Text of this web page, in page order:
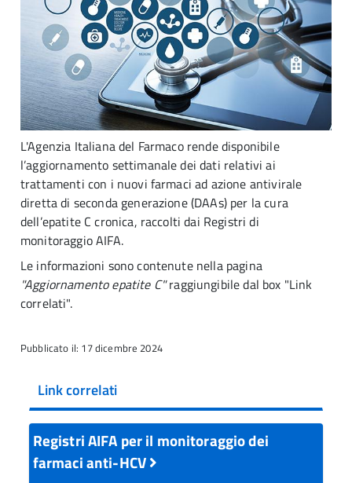
L'Agenzia Italiana del Farmaco rende disponibile
l’aggiornamento settimanale dei dati relativi ai
trattamenti con i nuovi farmaci ad azione antivirale
diretta di seconda generazione (DAAs) per la cura
dell’epatite C cronica, raccolti dai Registri di
monitoraggio AIFA.
Le informazioni sono contenute nella pagina
"Aggiornamento epatite C" raggiungibile dal box "Link
correlati".
Pubblicato il: 17 dicembre 2024
Link correlati
Registri AIFA per il monitoraggio dei
farmaci anti-HCV